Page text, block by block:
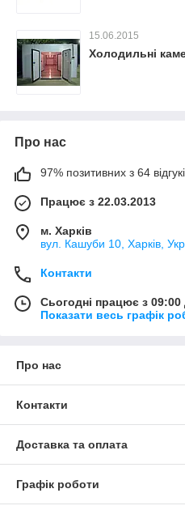
15.06.2015
Холодильні
Про нас
97% позитивних з 64
Працює з 22.03.2013
м. Харків
вул. Кашуби 10, Харків,
Контакти
Сьогодні працює з 09:00
Показати весь графік
Про нас
Контакти
Доставка та оплата
Графік роботи